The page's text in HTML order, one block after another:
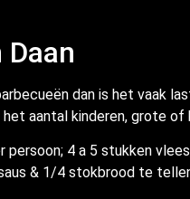
Daan
dan is het vaak
aantal kinderen, grote of
persoon; 4 a 5 stukken
& 1/4 stokbrood te